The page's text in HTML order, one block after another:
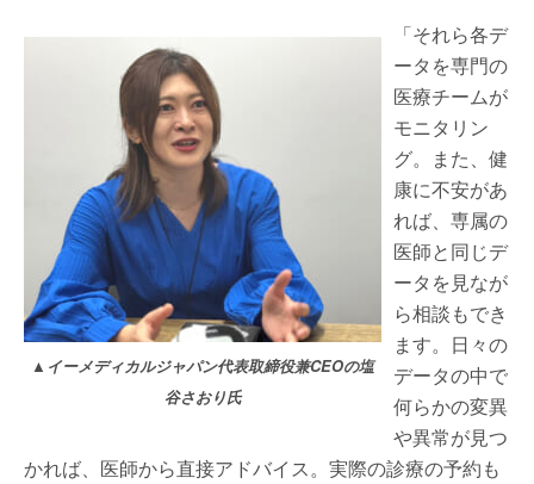
▲イーメディカルジャパン代表取締役兼CEOの塩
谷さおり氏
「それら各デ
ータを専門の
医療チームが
モニタリン
グ。また、健
康に不安があ
れば、専属の
医師と同じデ
ータを見なが
ら相談もでき
ます。日々の
データの中で
何らかの変異
や異常が見つ
かれば、医師から直接アドバイス。実際の診療の予約も